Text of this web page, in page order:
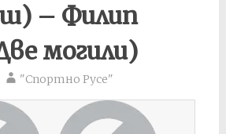
– Филип
могили)
"Спортно Русе"